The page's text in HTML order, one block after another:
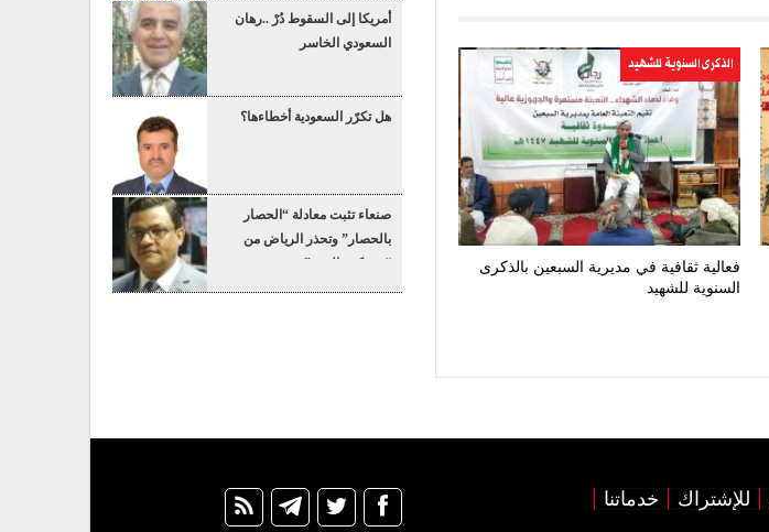
الذكرى السنوية للشهيد
فعالية ثقافية في مديرية السبعين بالذكرى
السنوية للشهيد
أمريكا إلى السقوط دُرْ ..رهان
السعودي الخاسر
هل تكرّر السعودية أخطاءها؟
صنعاء تثبت معادلة “الحصار
بالحصار” وتحذر الرياض من
“عسكرة البحر”
للإشتراك
خدماتنا